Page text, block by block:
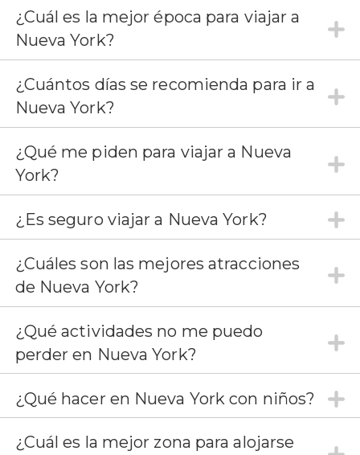
¿Cuál es la mejor época para viajar a
Nueva York?
¿Cuántos días se recomienda para ir a
Nueva York?
¿Qué me piden para viajar a Nueva
York?
¿Es seguro viajar a Nueva York?
¿Cuáles son las mejores atracciones
de Nueva York?
¿Qué actividades no me puedo
perder en Nueva York?
¿Qué hacer en Nueva York con niños?
¿Cuál es la mejor zona para alojarse